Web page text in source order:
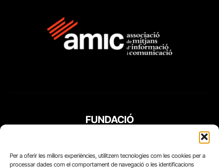
Per a oferir les millors experiències, utilitzem tecnologies com les cookies per a
processar dades com el comportament de navegació o les identificacions
FUNDACIÓ